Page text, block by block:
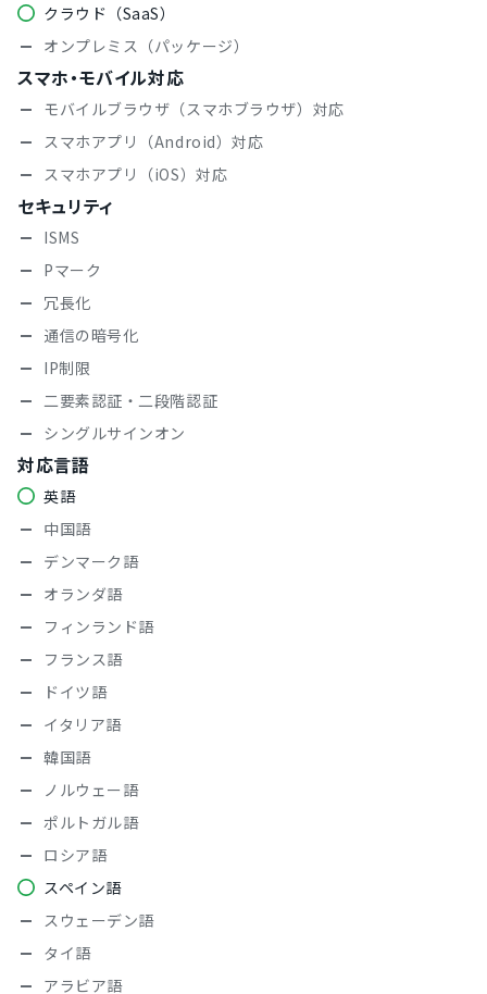
クラウド（SaaS）
オンプレミス（パッケージ）
スマホ・モバイル対応
モバイルブラウザ（スマホブラウザ）対応
スマホアプリ（Android）対応
スマホアプリ（iOS）対応
セキュリティ
ISMS
Pマーク
冗長化
通信の暗号化
IP制限
二要素認証・二段階認証
シングルサインオン
対応言語
英語
中国語
デンマーク語
オランダ語
フィンランド語
フランス語
ドイツ語
イタリア語
韓国語
ノルウェー語
ポルトガル語
ロシア語
スペイン語
スウェーデン語
タイ語
アラビア語